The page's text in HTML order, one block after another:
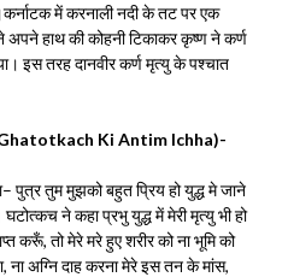
में करनाली नदी के तट पर एक
अपने हाथ की कोहनी टिकाकर कृष्ण ने कर्ण
इस तरह दानवीर कर्ण मृत्यु के पश्चात
(Ghatotkach Ki Antim Ichha)-
पुत्र तुम मुझको बहुत प्रिय हो युद्ध मे जाने
ने कहा प्रभु युद्ध में मेरी मृत्यु भी हो
करूँ, तो मेरे मरे हुए शरीर को ना भूमि को
ना अग्नि दाह करना मेरे इस तन के मांस,